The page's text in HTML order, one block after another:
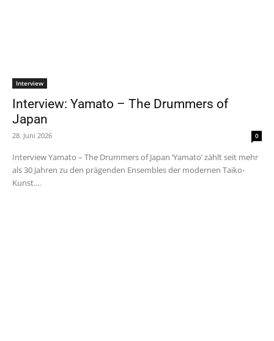
Interview
Interview: Yamato – The Drummers of
Japan
28. Juni 2026 0
Interview Yamato – The Drummers of Japan ‘Yamato’ zählt seit mehr
als 30 Jahren zu den prägenden Ensembles der modernen Taiko-
Kunst....